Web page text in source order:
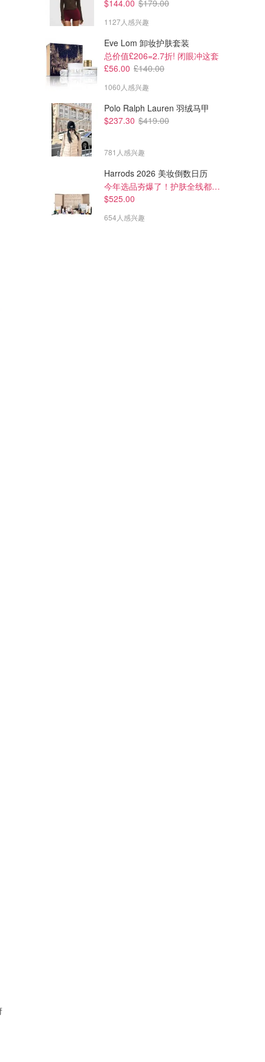
$144.00 $179.00
1127人感兴趣
Eve Lom 卸妆护肤套装
总价值£206=2.7折! 闭眼冲这套
£56.00 £140.00
1060人感兴趣
Polo Ralph Lauren 羽绒马甲
$237.30 $419.00
781人感兴趣
Harrods 2026 美妆倒数日历
今年选品夯爆了！护肤全线都很绝
$525.00
654人感兴趣